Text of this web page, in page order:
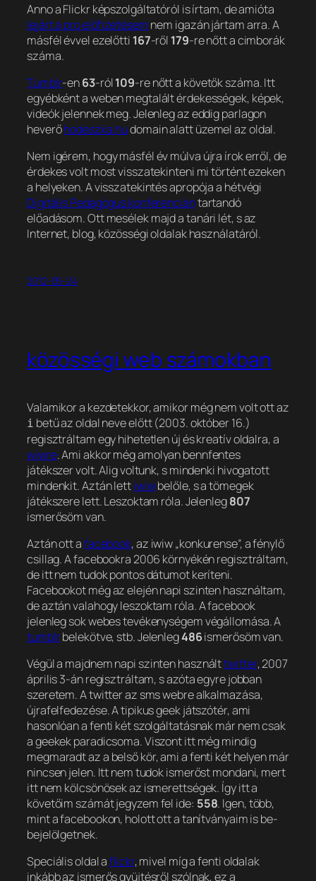
Anno a Flickr képszolgáltatóról is írtam, de amióta
lejárt a pro előfizetésemnem igazán jártam arra. A
másfél évvel ezelőtti 167-ről 179-re nőtt a cimborák
száma.
Tumblr-en63-ról109-re nőtt a követők száma. Itt
egyébként a weben megtalált érdekességek, képek,
videók jelennek meg. Jelenleg az eddig parlagon
heverőhodeszka.hudomain alatt üzemel az oldal.
Nem igérem, hogy másfél év múlva újra írok erről, de
érdekes volt most visszatekinteni mi történt ezeken
a helyeken. A visszatekintés apropója a hétvégi
Digitális Pedagógus konferenciántartandó
előadásom. Ott mesélek majd a tanári lét, s az
Internet, blog, közösségi oldalak használatáról.
2012-05-24
közösségi web számokban
Valamikor a kezdetekkor, amikor még nem volt ott az
i betű az oldal neve előtt (2003. október 16.)
regisztráltam egy hihetetlen új és kreatív oldalra, a
wiwre. Ami akkor még amolyan bennfentes
játékszer volt. Alig voltunk, s mindenki hivogatott
mindenkit. Aztán lettiwiwbelőle, s a tömegek
játékszere lett. Leszoktam róla. Jelenleg807
ismerősöm van.
Aztán ott afacebook, az iwiw „konkurense”, a fénylő
csillag. A facebookra 2006 környékén regisztráltam,
de itt nem tudok pontos dátumot keríteni.
Facebookot még az elején napi szinten használtam,
de aztán valahogy leszoktam róla. A facebook
jelenleg sok webes tevékenységem végállomása. A
tumblrbelekötve, stb. Jelenleg486ismerősöm van.
Végül a majdnem napi szinten használttwitter, 2007
április 3-án regisztráltam, s azóta egyre jobban
szeretem. A twitter az sms webre alkalmazása,
újrafelfedezése. A tipikus geek játszótér, ami
hasonlóan a fenti két szolgáltatásnak már nem csak
a geekek paradicsoma. Viszont itt még mindig
megmaradt az a belső kör, ami a fenti két helyen már
nincsen jelen. Itt nem tudok ismerőst mondani, mert
itt nem kölcsönösek az ismerettségek. Így itt a
követőim számát jegyzem fel ide: 558. Igen, több,
mint a facebookon, holott ott a tanítványaim is be-
bejelölgetnek.
Speciális oldal aflickr, mivel míg a fenti oldalak
inkább az ismerős gyüjtésről szólnak, ez a